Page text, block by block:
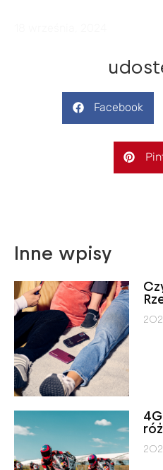
Facebook
Inne wpisy